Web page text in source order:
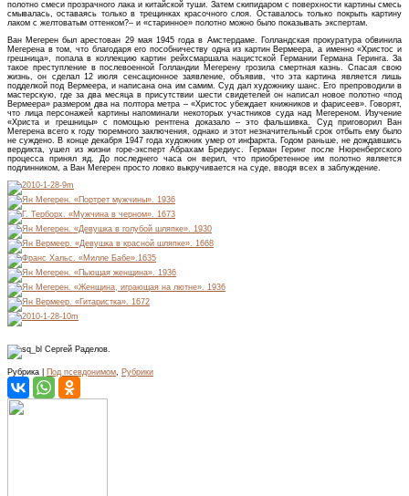
полотно смеси прозрачного лака и китайской туши. Затем скипидаром с поверхности картины смесь
смывалась, оставаясь только в трещинках красочного слоя. Оставалось только покрыть картину
лаком с желтоватым оттенком?– и «старинное» полотно можно было показывать экспертам.
Ван Мегерен был арестован 29 мая 1945 года в Амстердаме. Голландская прокуратура обвинила
Мегерена в том, что благодаря его пособничеству одна из картин Вермеера, а именно «Христос и
грешница», попала в коллекцию картин рейхсмаршала нацистской Германии Германа Геринга. За
такое преступление в послевоенной Голландии Мегерену грозила смертная казнь. Спасая свою
жизнь, он сделал 12 июля сенсационное заявление, объявив, что эта картина является лишь
подделкой под Вермеера, и написана она им самим. Суд дал художнику шанс. Его препроводили в
мастерскую, где за два месяца в присутствии шести свидетелей он написал новое полотно «под
Вермеера» размером два на полтора метра – «Христос убеждает книжников и фарисеев». Говорят,
что лица персонажей картины напоминали некоторых участников суда над Мегереном. Изучение
«Христа и грешницы» с помощью рентгена доказало – это фальшивка. Суд приговорил Ван
Мегерена всего к году тюремного заключения, однако и этот незначительный срок отбыть ему было
не суждено. В конце декабря 1947 года художник умер от инфаркта. Годом раньше, не дождавшись
вердикта, ушел из жизни горе-эксперт Абрахам Бредиус. Герман Геринг после Нюренбергского
процесса принял яд. До последнего часа он верил, что приобретенное им полотно является
подлинником, а Ван Мегерен просто ловко выкручивается на суде, вводя всех в заблуждение.
Сергей Раделов.
Рубрика | Под псевдонимом, Рубрики